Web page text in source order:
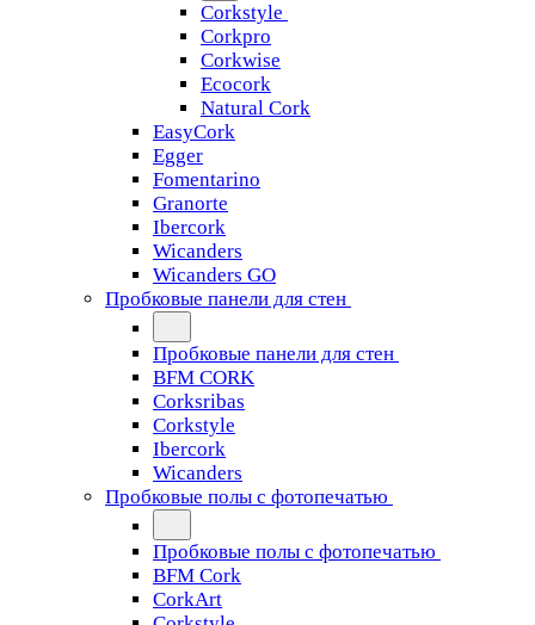
Corkstyle
Corkpro
Corkwise
Ecocork
Natural Cork
EasyCork
Egger
Fomentarino
Granorte
Ibercork
Wicanders
Wicanders GO
Пробковые панели для стен
Пробковые панели для стен
BFM CORK
Corksribas
Corkstyle
Ibercork
Wicanders
Пробковые полы с фотопечатью
Пробковые полы с фотопечатью
BFM Cork
CorkArt